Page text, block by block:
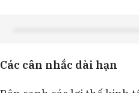
Các cân nhắc dài hạn